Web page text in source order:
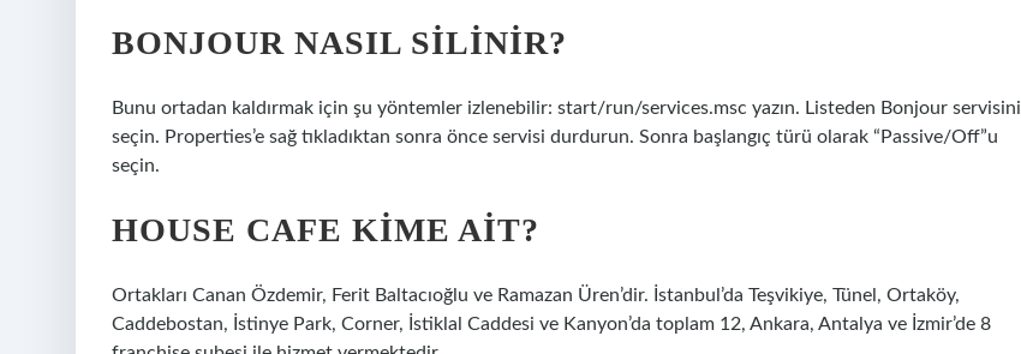
BONJOUR NASIL SILINIR?
Bunu ortadan kaldırmak için şu yöntemler izlenebilir: start/run/services.msc yazın. Listeden Bonjour servisini
seçin. Properties’e sağ tıkladıktan sonra önce servisi durdurun. Sonra başlangıç ​​türü olarak “Passive/Off”u
seçin.
HOUSE CAFE KIME AIT?
Ortakları Canan Özdemir, Ferit Baltacıoğlu ve Ramazan Üren’dir. İstanbul’da Teşvikiye, Tünel, Ortaköy,
Caddebostan, İstinye Park, Corner, İstiklal Caddesi ve Kanyon’da toplam 12, Ankara, Antalya ve İzmir’de 8